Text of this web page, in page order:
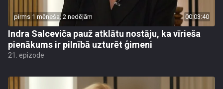
pirms 1 mēneša, 2 nedēļām 00:03:40
Indra Salceviča pauž atklātu nostāju, ka vīrieša
pienākums ir pilnībā uzturēt ģimeni
21. epizode